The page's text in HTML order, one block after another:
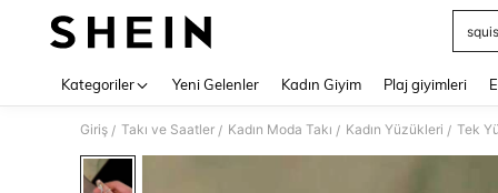
Kategoriler Yeni Gelenler Kadın Giyim Plaj giyimleri
Giriş / Takı ve Saatler / Kadın Moda Takı / Kadın Yüzükleri / Tek